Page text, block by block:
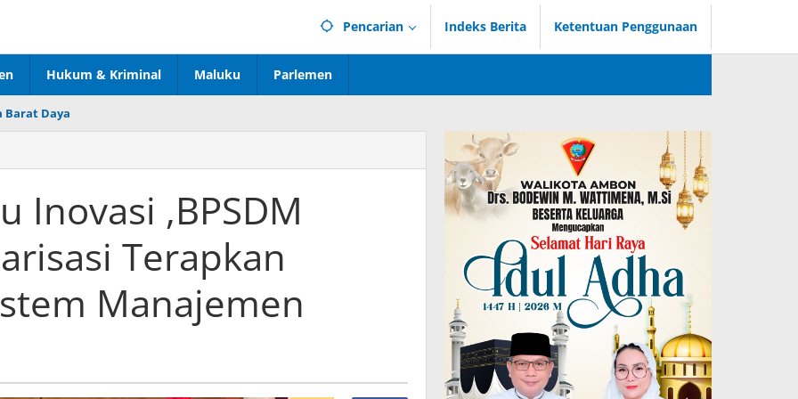
Pencarian Indeks Berita Ketentuan Penggunaan
Hukum & Kriminal Maluku Parlemen
Barat Daya
Inovasi ,BPSDM
Terapkan
Manajemen